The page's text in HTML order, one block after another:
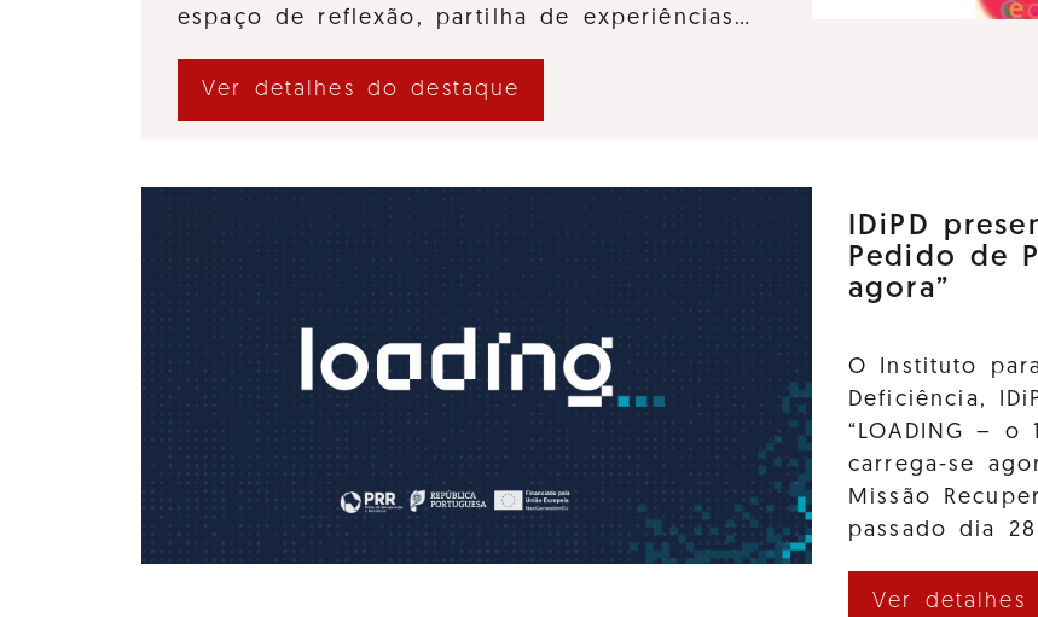
espaço de reflexão, partilha de experiências…
Ver detalhes do destaque
IDiPD
Pedido de
agora”
O Instituto
Deficiência,
“LOADING – o
carrega-se
Missão
passado dia
Ver detalhes